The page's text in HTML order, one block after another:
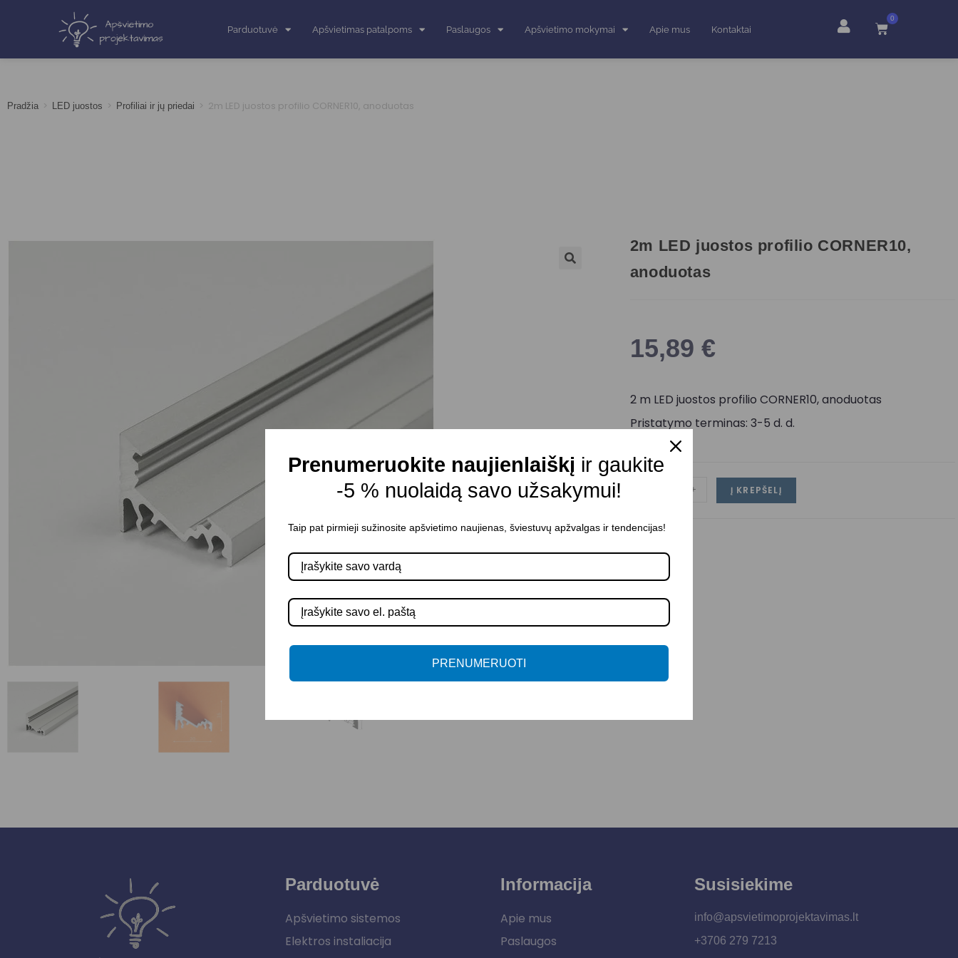
Parduotuvė Apšvietimas patalpoms Paslaugos Apšvietimo mokymai Apie mus Kontaktai
0
Pradžia > LED juostos > Profiliai ir jų priedai > 2m LED juostos profilio CORNER10, anoduotas
2m LED juostos profilio CORNER10,
anoduotas
15,89 €
2 m LED juostos profilio CORNER10, anoduotas
Pristatymo terminas: 3-5 d. d.
+ Į KREPŠELĮ
Parduotuvė
Apšvietimo sistemos
Elektros instaliacija
Informacija
Apie mus
Paslaugos
Susisiekime
info@apsvietimoprojektavimas.lt
+3706 279 7213
Prenumeruokite naujienlaiškį ir gaukite
-5 % nuolaidą savo užsakymui!
Taip pat pirmieji sužinosite apšvietimo naujienas, šviestuvų apžvalgas ir tendencijas!
PRENUMERUOTI